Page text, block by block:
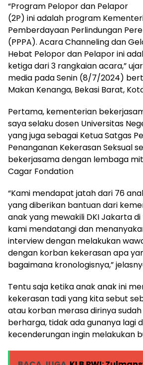
“Program Pelopor dan Pelapor
(2P) ini adalah program
Pemberdayaan Perlindungan
(PPPA). Acara Channeling dan
Hebat Pelopor dan Pelapor ini
ketiga dari 3 rangkaian acara,”
media pada Senin (8/7/2024)
Makan Kenanga, Bekasi Barat,
Pertama, kementerian
saya selaku dosen Universitas
yang juga sebagai Ketua Satgas
Penanganan Kekerasan Seksual
bekerjasama dengan lembaga
Cagar Fondation
“Kami mendapat jatah dari 76
yang diberikan bantuan dari
anak yang mewakili DKI Jakarta
kami mendatangi dan
interview dengan melakukan
dengan korban kekerasan apa
bagaimana kronologisnya,”
Tentu saja ketika anak anak ini
kekerasan tadi yang kita sebut
atau korban merasa dirinya
berharga, tidak ada gunanya lagi
kecenderungan ingin melakukan